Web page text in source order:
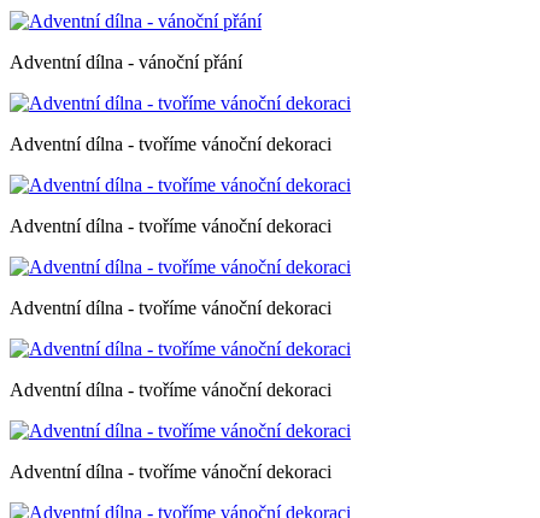
Adventní dílna - vánoční přání
Adventní dílna - tvoříme vánoční dekoraci
Adventní dílna - tvoříme vánoční dekoraci
Adventní dílna - tvoříme vánoční dekoraci
Adventní dílna - tvoříme vánoční dekoraci
Adventní dílna - tvoříme vánoční dekoraci